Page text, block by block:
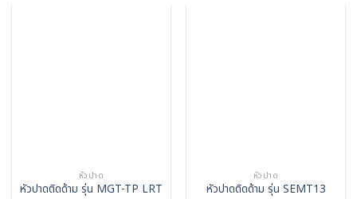
หัวปาด
หัวปาดติดด้าม รุ่น MGT-TP LRT
หัวปาด
หัวปาดติดด้าม รุ่น SEMT13